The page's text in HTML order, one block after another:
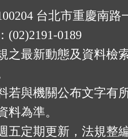
台北市重慶南路
0189
之最新動態及資料檢
若與機關公布文字有
料為準。
五定期更新，法規整